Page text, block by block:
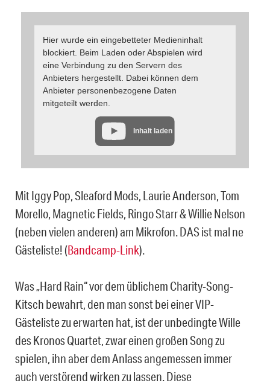
Hier wurde ein eingebetteter Medieninhalt
blockiert. Beim Laden oder Abspielen wird
eine Verbindung zu den Servern des
Anbieters hergestellt. Dabei können dem
Anbieter personenbezogene Daten
mitgeteilt werden.
Inhalt laden
Mit Iggy Pop, Sleaford Mods, Laurie Anderson, Tom
Morello, Magnetic Fields, Ringo Starr & Willie Nelson
(neben vielen anderen) am Mikrofon. DAS ist mal ne
Gästeliste! (Bandcamp-Link).
Was „Hard Rain“ vor dem üblichem Charity-Song-
Kitsch bewahrt, den man sonst bei einer VIP-
Gästeliste zu erwarten hat, ist der unbedingte Wille
des Kronos Quartet, zwar einen großen Song zu
spielen, ihn aber dem Anlass angemessen immer
auch verstörend wirken zu lassen. Diese